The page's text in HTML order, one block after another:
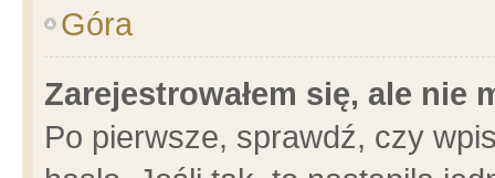
Góra
Zarejestrowałem się, ale nie
Po pierwsze, sprawdź, czy